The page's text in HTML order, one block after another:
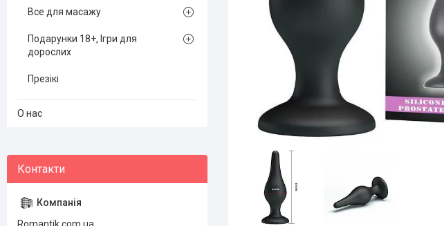
Все для масажу
Подарунки 18+, Ігри для
дорослих
Презікі
О нас